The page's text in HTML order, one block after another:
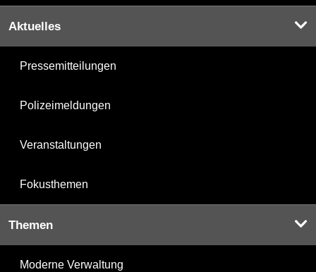
Aktuelles
Pressemitteilungen
Polizeimeldungen
Veranstaltungen
Fokusthemen
Themen
Moderne Verwaltung